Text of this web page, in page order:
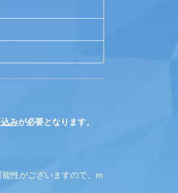
みが必要となります。
性がございますので、m